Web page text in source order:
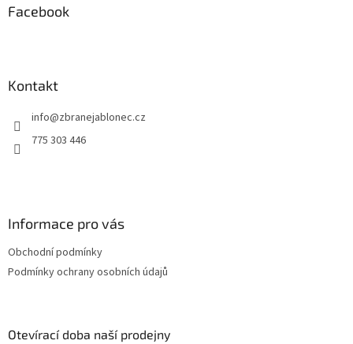
Facebook
Kontakt
info@zbranejablonec.cz
775 303 446
Informace pro vás
Obchodní podmínky
Podmínky ochrany osobních údajů
Otevírací doba naší prodejny